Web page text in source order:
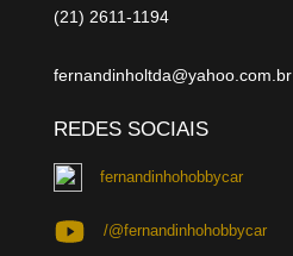
(21) 2611-1194
fernandinholtda@yahoo.com.br
REDES SOCIAIS
fernandinhohobbycar
/@fernandinhohobbycar